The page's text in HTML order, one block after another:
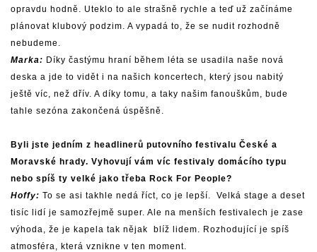
opravdu hodně. Uteklo to ale strašně rychle a teď už začínáme
plánovat klubový podzim. A vypadá to, že se nudit rozhodně
nebudeme.
Marka: Díky častýmu hraní během léta se usadila naše nová
deska a jde to vidět i na našich koncertech, který jsou nabitý
ještě víc, než dřív. A díky tomu, a taky našim fanouškům, bude
tahle sezóna zakončená úspěšně.
Byli jste jedním z headlinerů putovního festivalu České a
Moravské hrady. Vyhovují vám víc festivaly domácího typu
nebo spíš ty velké jako třeba Rock For People?
Hoffy: To se asi takhle nedá říct, co je lepší. Velká stage a deset
tisíc lidí je samozřejmě super. Ale na menších festivalech je zase
výhoda, že je kapela tak nějak blíž lidem. Rozhodující je spíš
atmosféra, která vznikne v ten moment.